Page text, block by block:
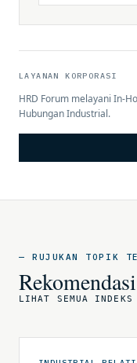
LAYANAN KORPORASI
HRD Forum melayani In-
Hubungan Industrial.
— RUJUKAN TOPIK
LIHAT SEMUA